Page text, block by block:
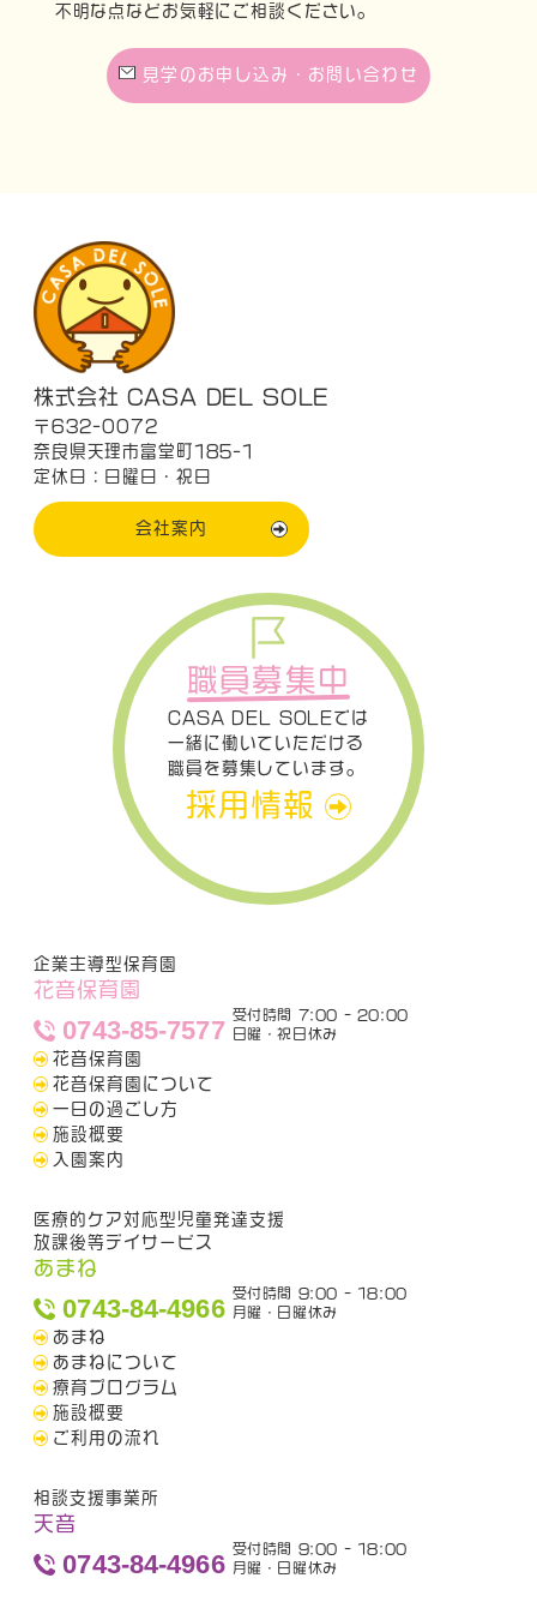
不明な点などお気軽にご相談ください。
見学のお申し込み・お問い合わせ
株式会社 CASA DEL SOLE
〒632-0072
奈良県天理市富堂町185-1
定休日：日曜日・祝日
会社案内
職員募集中
CASA DEL SOLEでは
一緒に働いていただける
職員を募集しています。
採用情報
企業主導型保育園
花音保育園
0743-85-7577
受付時間 7:00 - 20:00
日曜・祝日休み
花音保育園
花音保育園について
一日の過ごし方
施設概要
入園案内
医療的ケア対応型児童発達支援
放課後等デイサービス
あまね
0743-84-4966
受付時間 9:00 - 18:00
月曜・日曜休み
あまね
あまねについて
療育プログラム
施設概要
ご利用の流れ
相談支援事業所
天音
0743-84-4966
受付時間 9:00 - 18:00
月曜・日曜休み